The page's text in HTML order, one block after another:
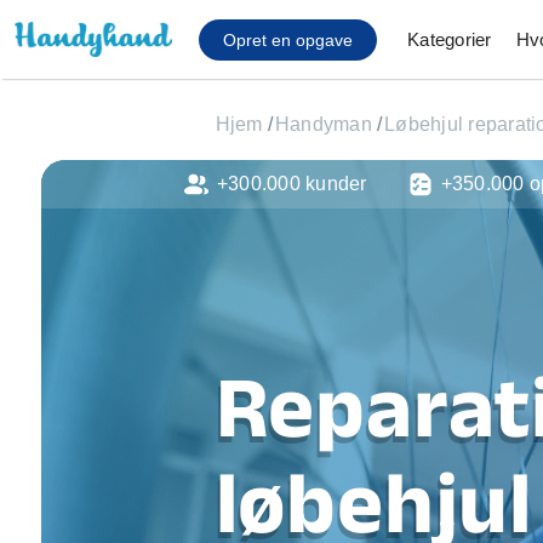
Opret en opgave Kategorier
Affaldsfjernelse
Afhentning af
Gulvlaminering
Hårde hvidevare
Hjælp til mobil, pc, tv
Installation af ildsted
Møbelsamling og
Ophængning af
Hjem / Handyman / Løbehjul
+300.000 kunder +350.000